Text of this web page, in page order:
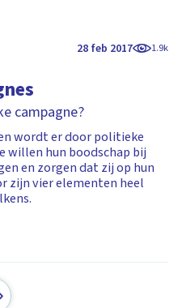
28 feb 2017 1.9k
campagne?
wordt er door politieke
willen hun boodschap bij
en zorgen dat zij op hun
zijn vier elementen heel